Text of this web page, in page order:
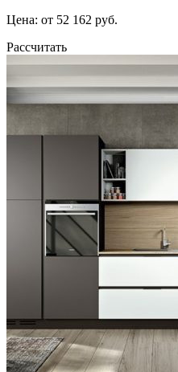
Цена: от 52 162 руб.
Рассчитать